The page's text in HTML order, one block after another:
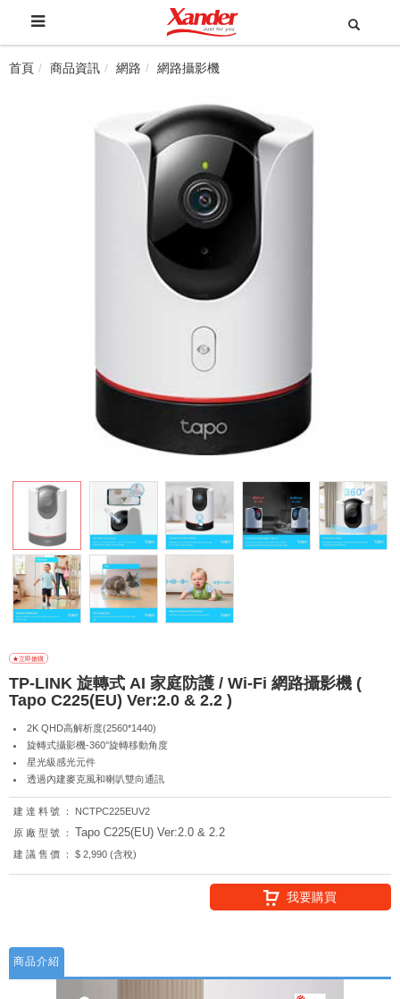
首頁 商品資訊 網路 網路攝影機
TP-LINK 旋轉式 AI 家庭防護 / Wi-Fi 網路攝影機 (
Tapo C225(EU) Ver:2.0 & 2.2 )
2K QHD高解析度(2560*1440)
旋轉式攝影機-360°旋轉移動角度
星光級感光元件
透過內建麥克風和喇叭雙向通訊
建達料號：
NCTPC225EUV2
原廠型號：
Tapo C225(EU) Ver:2.0 & 2.2
建議售價： $ 2,990 (含稅)
我要購買
商品介紹